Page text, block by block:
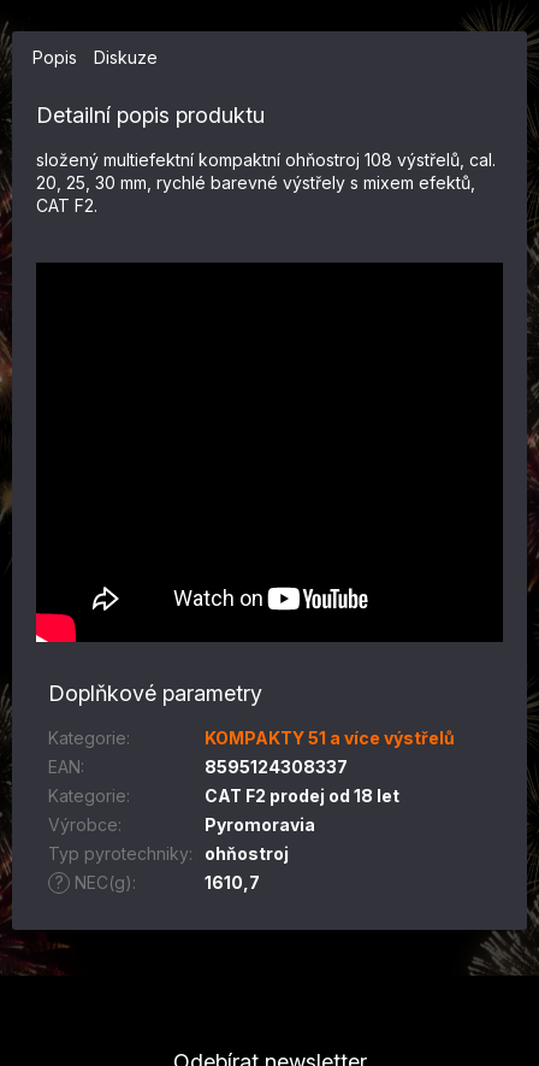
Popis Diskuze
Detailní popis produktu
složený multiefektní kompaktní ohňostroj 108 výstřelů, cal.
20, 25, 30 mm, rychlé barevné výstřely s mixem efektů,
CAT F2.
Doplňkové parametry
Kategorie:
KOMPAKTY 51 a více výstřelů
EAN:
8595124308337
Kategorie:
CAT F2 prodej od 18 let
Výrobce:
Pyromoravia
Typ pyrotechniky:
ohňostroj
?
NEC(g): 1610,7